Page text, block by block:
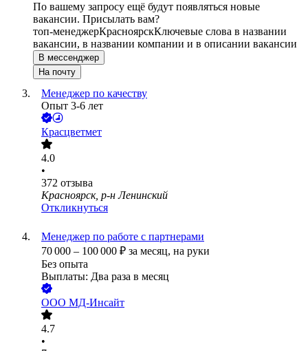
По вашему запросу ещё будут появляться новые
вакансии. Присылать вам?
топ-менеджерКрасноярскКлючевые слова в названии
вакансии, в названии компании и в описании вакансии
В мессенджер
На почту
Менеджер по качеству
Опыт 3-6 лет
Красцветмет
4.0
•
372 отзыва
Красноярск, р-н Ленинский
Откликнуться
Менеджер по работе с партнерами
70 000 – 100 000 ₽ за месяц, на руки
Без опыта
Выплаты: Два раза в месяц
ООО МД-Инсайт
4.7
•